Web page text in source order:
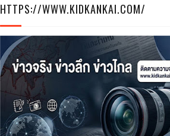
HTTPS://WWW.KIDKANKAI.COM/